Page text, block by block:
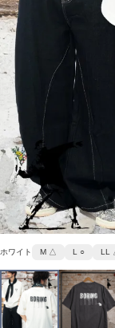
ホワイト M △ L ○ LL